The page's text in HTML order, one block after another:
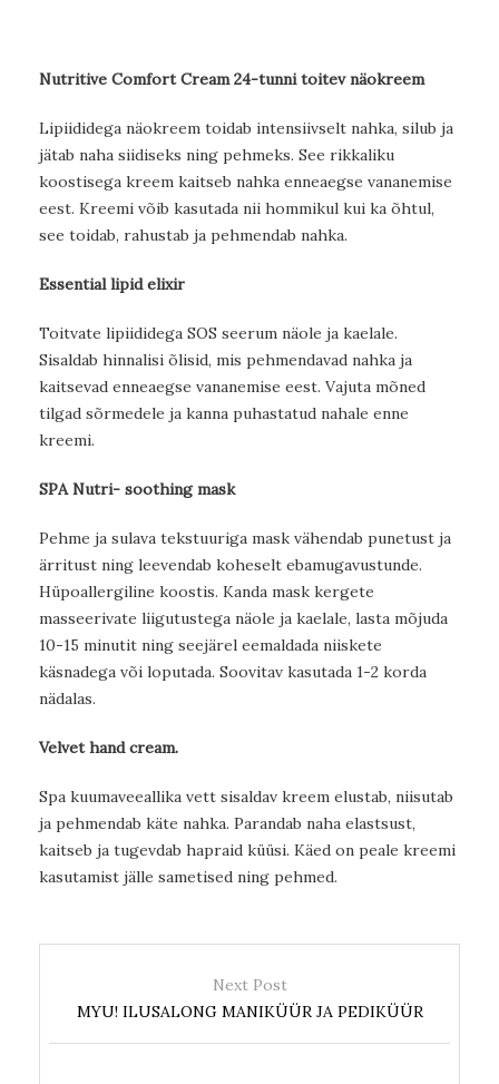
Nutritive Comfort Cream 24-tunni toitev näokreem
Lipiididega näokreem toidab intensiivselt nahka, silub ja
jätab naha siidiseks ning pehmeks. See rikkaliku
koostisega kreem kaitseb nahka enneaegse vananemise
eest. Kreemi võib kasutada nii hommikul kui ka õhtul,
see toidab, rahustab ja pehmendab nahka.
Essential lipid elixir
Toitvate lipiididega SOS seerum näole ja kaelale.
Sisaldab hinnalisi õlisid, mis pehmendavad nahka ja
kaitsevad enneaegse vananemise eest. Vajuta mõned
tilgad sõrmedele ja kanna puhastatud nahale enne
kreemi.
SPA Nutri- soothing mask
Pehme ja sulava tekstuuriga mask vähendab punetust ja
ärritust ning leevendab koheselt ebamugavustunde.
Hüpoallergiline koostis. Kanda mask kergete
masseerivate liigutustega näole ja kaelale, lasta mõjuda
10-15 minutit ning seejärel eemaldada niiskete
käsnadega või loputada. Soovitav kasutada 1-2 korda
nädalas.
Velvet hand cream.
Spa kuumaveeallika vett sisaldav kreem elustab, niisutab
ja pehmendab käte nahka. Parandab naha elastsust,
kaitseb ja tugevdab hapraid küüsi. Käed on peale kreemi
kasutamist jälle sametised ning pehmed.
Next Post
MYU! ILUSALONG MANIKÜÜR JA PEDIKÜÜR